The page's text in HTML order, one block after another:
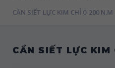
CẦN SIẾT LỰC KIM CHỈ 0-200 N.M
CẦN SIẾT LỰC